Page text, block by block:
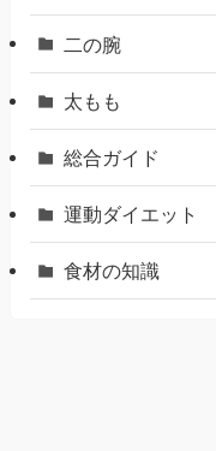
二の腕
太もも
総合ガイド
運動ダイエット
食材の知識